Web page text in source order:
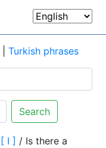
Turkish phrases
Search
[ I ] / Is there a